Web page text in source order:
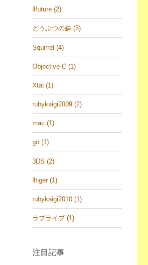
llfuture (2)
どうぶつの森 (3)
Squirrel (4)
Objective-C (1)
Xtal (1)
rubykaigi2009 (2)
mac (1)
go (1)
3DS (2)
lltiger (1)
rubykaigi2010 (1)
ラブライブ (1)
注目記事